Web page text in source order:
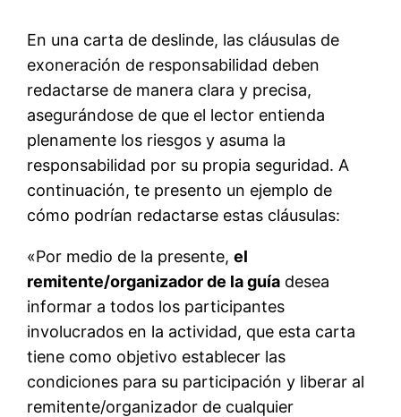
En una carta de deslinde, las cláusulas de
exoneración de responsabilidad deben
redactarse de manera clara y precisa,
asegurándose de que el lector entienda
plenamente los riesgos y asuma la
responsabilidad por su propia seguridad. A
continuación, te presento un ejemplo de
cómo podrían redactarse estas cláusulas:
«Por medio de la presente,el
remitente/organizador de la guía desea
informar a todos los participantes
involucrados en la actividad, que esta carta
tiene como objetivo establecer las
condiciones para su participación y liberar al
remitente/organizador de cualquier